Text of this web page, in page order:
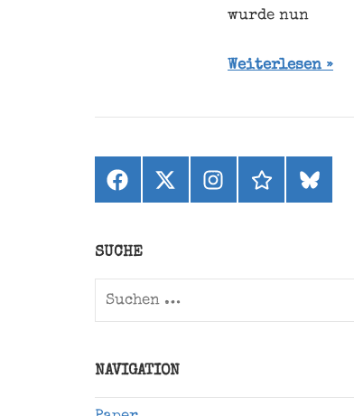
wurde nun
Weiterlesen
Facebook
X
(ehemals
Instagramthreadsbluesky
SUCHE
Suchen
NAVIGATION